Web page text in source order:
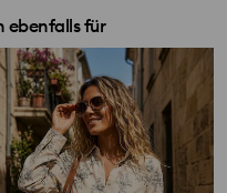
ebenfalls für